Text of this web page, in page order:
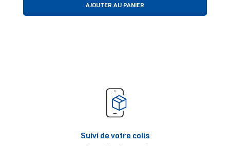
AJOUTER AU PANIER
Suivi de votre colis